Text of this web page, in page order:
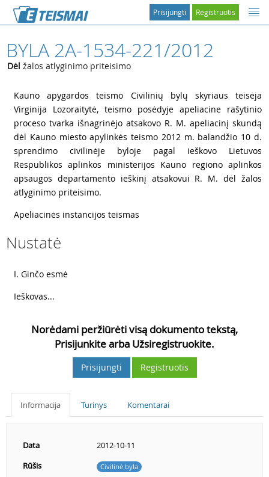
Registruotis
Prisijungti
BYLA 2A-1534-221/2012
Dėl žalos atlyginimo priteisimo
Kauno apygardos teismo Civilinių bylų skyriaus teisėja
Virginija Lozoraitytė, teismo posėdyje apeliacine rašytinio
proceso tvarka išnagrinėjo atsakovo R. M. apeliacinį skundą
dėl Kauno miesto apylinkės teismo 2012 m. balandžio 10 d.
sprendimo civilinėje byloje pagal ieškovo Lietuvos
Respublikos aplinkos ministerijos Kauno regiono aplinkos
apsaugos departamento ieškinį atsakovui R. M. dėl žalos
atlyginimo priteisimo.
Apeliacinės instancijos teismas
Nustatė
I. Ginčo esmė
Ieškovas...
Norėdami peržiūrėti visą dokumento tekstą,
Prisijunkite arba Užsiregistruokite.
Prisijungti Registruotis
Informacija Turinys Komentarai
Data
2012-10-11
Rūšis
Civilinė byla